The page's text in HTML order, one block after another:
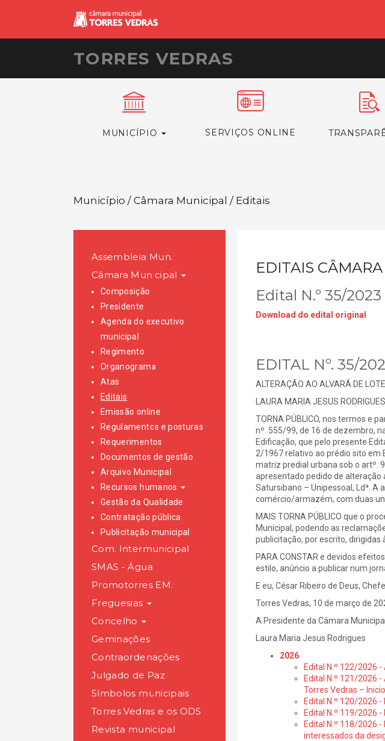
TORRES VEDRAS
MUNICÍPIO SERVIÇOS ONLINE
Município / Câmara Municipal / Editais
Assembleia Mun.
Câmara Municipal
Composição
Presidente
Agenda do executivo
municipal
Regimento
Organograma
Atas
Editais
Emissão online
Regulamentos e posturas
Requerimentos
Documentos de gestão
Arquivo Municipal
Recursos humanos
Gestão da Qualidade
Contratação pública
Publicitação municipal
Com. Intermunicipal
SMAS - Água
Promotorres EM.
Freguesias
Concelho
Geminações
Contraordenações
Julgado de Paz
Símbolos municipais
Torres Vedras e os ODS
Revista municipal
EDITAIS
Edital N.º 35/
Download do edital original
EDITAL Nº. 35/
ALTERAÇÃO AO ALVARÁ DE
LAURA MARIA JESUS
TORNA PÚBLICO, nos termos e
nº. 555/99, de 16 de dezembro,
Edificação, que pelo presente
2/1967 relativo ao prédio sito em
matriz predial urbana sob o artº.
apresentado pedido de
Satursibano – Unipessoal, Ldª.
comércio/armazém, com duas
MAIS TORNA PÚBLICO que o
Municipal, podendo as
publicitação, por escrito, dirigidas
PARA CONSTAR e devidos
estilo, anúncio a publicar num
E eu, César Ribeiro de Deus,
Torres Vedras, 10 de março de
A Presidente da Câmara
Laura Maria Jesus Rodrigues
2026
Edital N.º 122/2026
Edital N.º 121/2026
Torres Vedras –
Edital N.º 120/2026
Edital N.º 119/2026
Edital N.º 118/2026
interessados da